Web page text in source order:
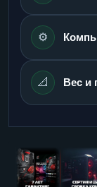
⚙️
📐 Вес и